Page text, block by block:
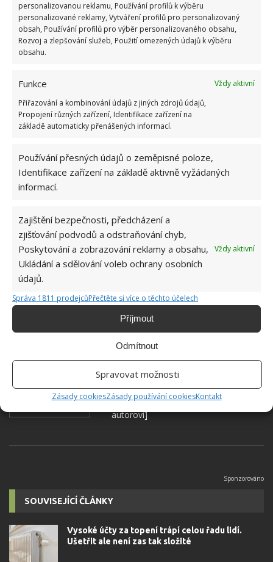
personalizovanou reklamu, Používání profilů k výběru
personalizované reklamy, Vytváření profilů pro personalizovaný
obsah, Používání profilů pro výběr personalizovaného obsahu,
Rozvoj a zlepšování služeb, Použití omezených údajů k výběru
obsahu.
Funkce
Vždy aktivní
Přiřazování a kombinování údajů z jiných zdrojů údajů,
Propojení různých zařízení, Identifikace zařízení na
základě automaticky přenášených informací.
Používání přesných údajů o zeměpisné poloze,
Identifikace zařízení na základě aktivně vyžádaných
informací.
Zajištění bezpečnosti, předcházení a
zjišťování podvodů a odstraňování chyb,
Poskytování a zobrazování reklamy a obsahu,
Ukládání a sdělování voleb ochrany osobních
údajů.
Vždy aktivní
Správa 1811 prodejcůPřečtěte si více o těchto účelech
Příjmout
Odmítnout
Spravovat možnosti
Zásady cookiesZásady používání cookiesKontakt
FINANCE KARIÉRA REALITNÍ MAKLÉŘ
Hana Musilová
Do redakce Bydlimeutulne.cz se
přidala během svých studií a práce
redaktorky ji tak nadchla, že se
rozhodla zůstat. Její v...[Více o
autorovi]
SOUVISEJÍCÍ ČLÁNKY
Vysoké účty za topení trápí celou řadu lidí.
Ušetřit ale není zas tak složité